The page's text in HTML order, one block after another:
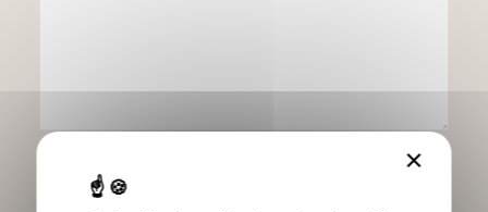
concernant les produits et services Humbert
×